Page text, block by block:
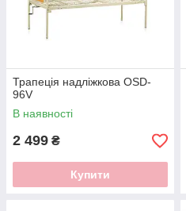
Трапеція надліжкова OSD-
96V
В наявності
2 499 ₴
Купити